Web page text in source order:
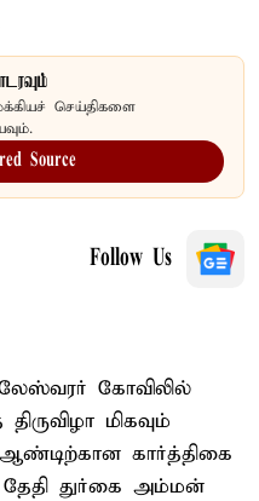
செய்திகளை
Source
Follow Us
கோவிலில்
மிகவும்
ஆண்டிற்கான கார்த்திகை
தேதி துர்கை அம்மன்